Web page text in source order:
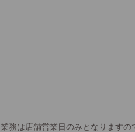
務は店舗営業日のみとなります